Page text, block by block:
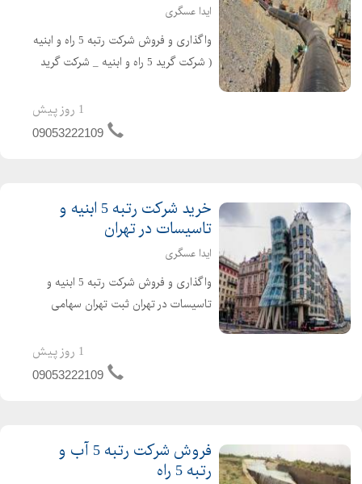
ایدا عسگری
واگذاری و فروش شرکت رتبه 5 راه و ابنیه
( شرکت گرید 5 راه و ابنیه _ شرکت گرید
سهامی خاص تازه تاسیس و بدون کارکرد
و بدهی دارای اعتبار کارتکس ساجاری و
1 روز پیش
09053222109
خرید شرکت رتبه 5 ابنیه و
تاسیسات در تهران
ایدا عسگری
واگذاری و فروش شرکت رتبه 5 ابنیه و
تاسیسات در تهران ثبت تهران سهامی
بدون بدهی دارای 4 سال اعبتار صلاحیت
پیمانکاری آماده واگذاری با مناسب ترین
1 روز پیش
09053222109
فروش شرکت رتبه 5 آب و
رتبه 5 راه